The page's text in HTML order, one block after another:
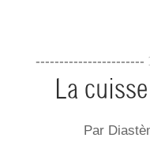
-----------------------
La
Par